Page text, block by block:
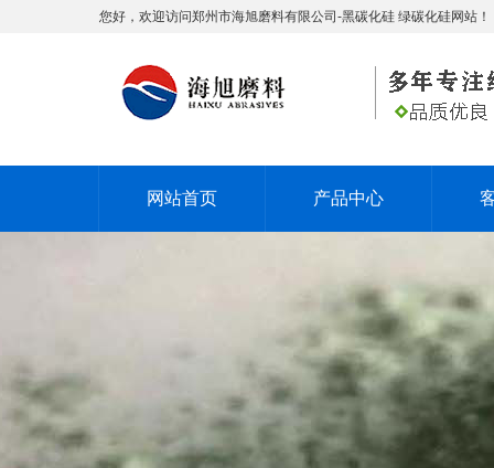
您好，欢迎访问郑州市海旭磨料有限公司-黑碳化硅 绿碳化硅网站！
网站首页 产品中心